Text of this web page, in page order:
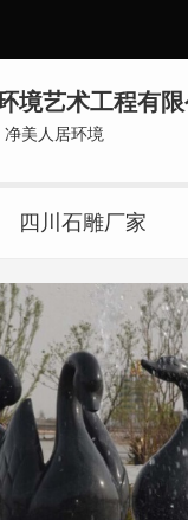
境艺术工程有限
美人居环境
四川石雕厂家